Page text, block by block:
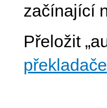
začínající
Přeložit
překladače